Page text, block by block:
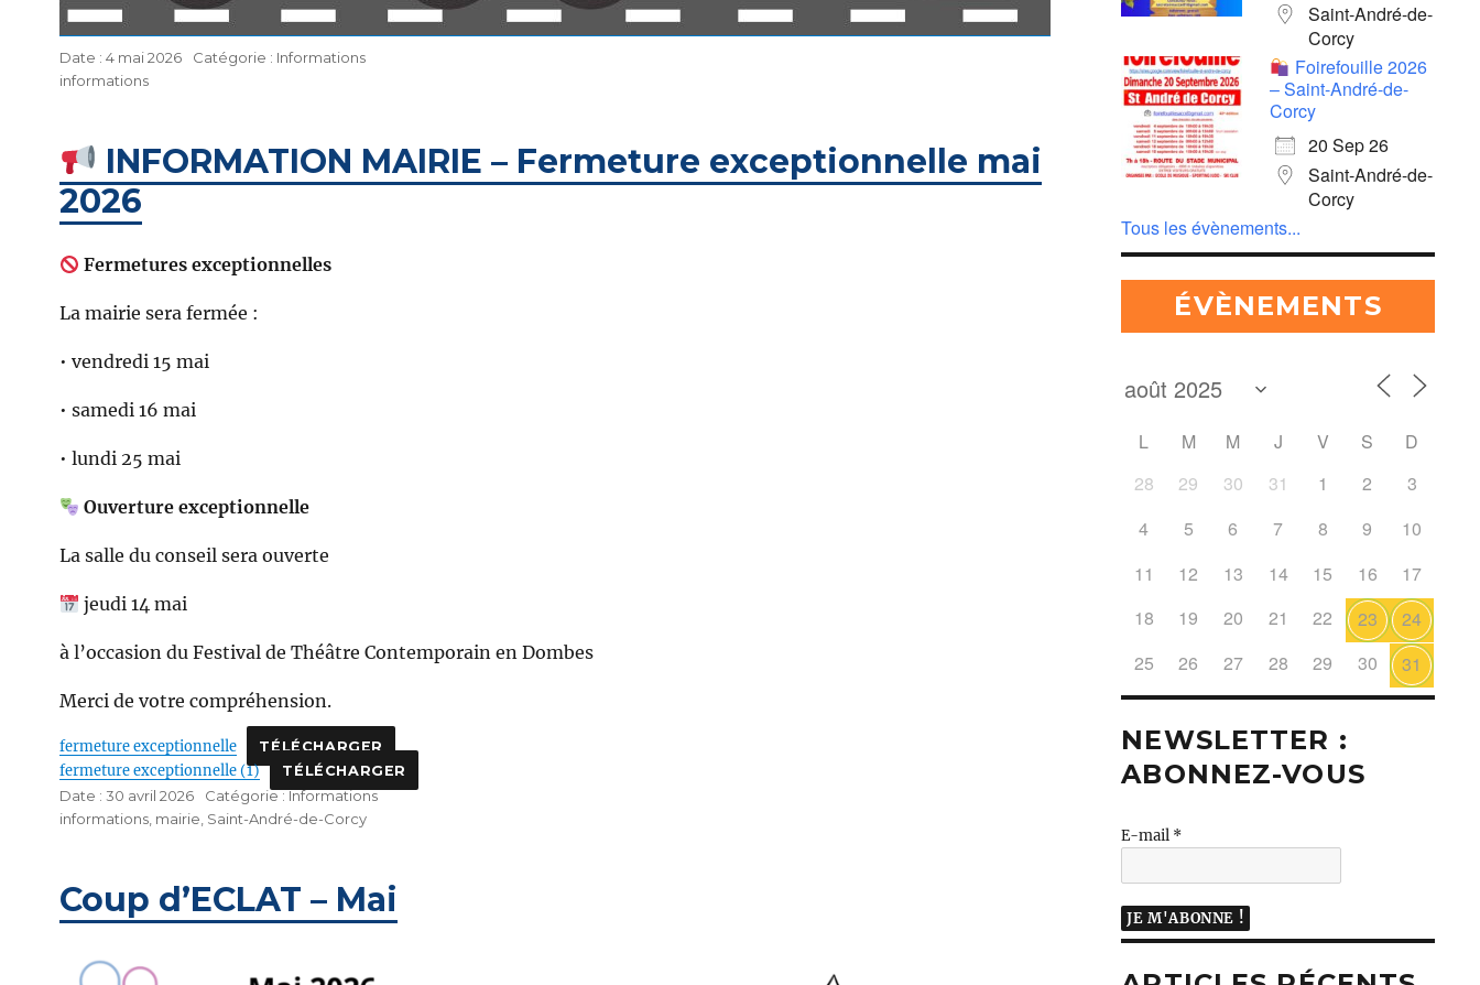
Publié
le
4 mai 2026 Catégories
Informations
Étiquettes
informations
INFORMATION MAIRIE – Fermeture exceptionnelle mai
2026
Fermetures exceptionnelles
La mairie sera fermée :
• vendredi 15 mai
• samedi 16 mai
• lundi 25 mai
Ouverture exceptionnelle
La salle du conseil sera ouverte
jeudi 14 mai
à l’occasion du Festival de Théâtre Contemporain en Dombes
Merci de votre compréhension.
fermeture exceptionnelle TÉLÉCHARGER
fermeture exceptionnelle (1) TÉLÉCHARGER
Publié
le
30 avril 2026 Catégories
Informations
Étiquettes
informations, mairie Saint-André-de-Corcy
Coup d’ECLAT – Mai
Saint-André-de-
Corcy
Foirefouille 2026
– Saint-André-de-
Corcy
20 Sep 26
Saint-André-de-
Corcy
Tous les évènements...
ÉVÈNEMENTS
L M M J V S
D
28
29 30 31 1 2
3
4
5 6 7 8 9
10
11
12 13 14 15 16
17
18
19 20 21 22 23
24
25
26 27 28 29 30 31
NEWSLETTER :
ABONNEZ-VOUS
E-mail *